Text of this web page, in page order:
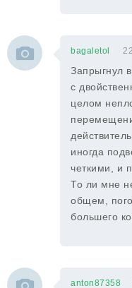
bagaletol
Запрыгнул
с
целом
иногда
четкими, и
То ли мне
общем,
большего
anton87358